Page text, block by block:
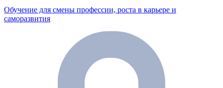
Обучение для смены профессии, роста в карьере и
саморазвития